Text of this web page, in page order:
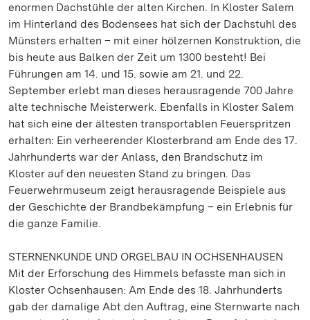
enormen Dachstühle der alten Kirchen. In Kloster Salem
im Hinterland des Bodensees hat sich der Dachstuhl des
Münsters erhalten – mit einer hölzernen Konstruktion, die
bis heute aus Balken der Zeit um 1300 besteht! Bei
Führungen am 14. und 15. sowie am 21. und 22.
September erlebt man dieses herausragende 700 Jahre
alte technische Meisterwerk. Ebenfalls in Kloster Salem
hat sich eine der ältesten transportablen Feuerspritzen
erhalten: Ein verheerender Klosterbrand am Ende des 17.
Jahrhunderts war der Anlass, den Brandschutz im
Kloster auf den neuesten Stand zu bringen. Das
Feuerwehrmuseum zeigt herausragende Beispiele aus
der Geschichte der Brandbekämpfung – ein Erlebnis für
die ganze Familie.
STERNENKUNDE UND ORGELBAU IN OCHSENHAUSEN
Mit der Erforschung des Himmels befasste man sich in
Kloster Ochsenhausen: Am Ende des 18. Jahrhunderts
gab der damalige Abt den Auftrag, eine Sternwarte nach